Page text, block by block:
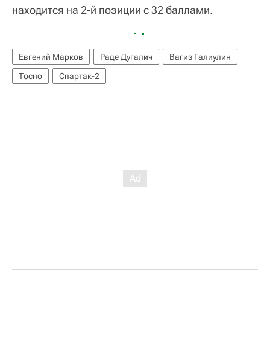
находится на 2-й позиции с 32 баллами.
Евгений Марков Раде Дугалич
Вагиз Галиулин
Тосно
Спартак-2